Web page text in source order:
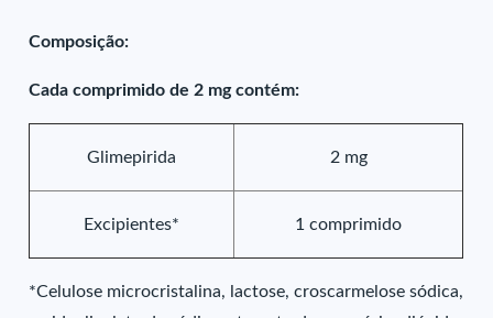
Composição:
Cada comprimido de 2 mg contém:
Glimepirida 2 mg
Excipientes* 1 comprimido
*Celulose microcristalina, lactose, croscarmelose sódica,